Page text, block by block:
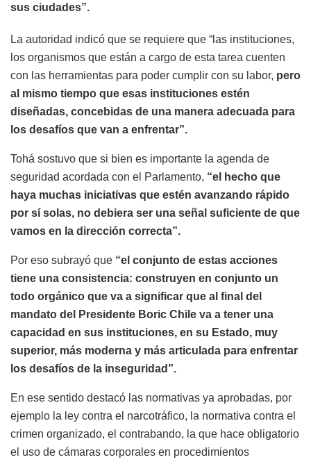
sus ciudades”.
La autoridad indicó que se requiere que “las instituciones,
los organismos que están a cargo de esta tarea cuenten
con las herramientas para poder cumplir con su labor, pero
al mismo tiempo que esas instituciones estén
diseñadas, concebidas de una manera adecuada para
los desafíos que van a enfrentar”.
Tohá sostuvo que si bien es importante la agenda de
seguridad acordada con el Parlamento, “el hecho que
haya muchas iniciativas que estén avanzando rápido
por sí solas, no debiera ser una señal suficiente de que
vamos en la dirección correcta”.
Por eso subrayó que “el conjunto de estas acciones
tiene una consistencia: construyen en conjunto un
todo orgánico que va a significar que al final del
mandato del Presidente Boric Chile va a tener una
capacidad en sus instituciones, en su Estado, muy
superior, más moderna y más articulada para enfrentar
los desafíos de la inseguridad”.
En ese sentido destacó las normativas ya aprobadas, por
ejemplo la ley contra el narcotráfico, la normativa contra el
crimen organizado, el contrabando, la que hace obligatorio
el uso de cámaras corporales en procedimientos